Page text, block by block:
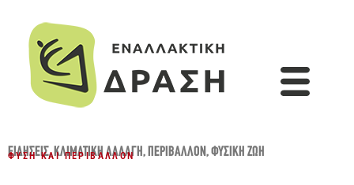
ΕΙΔΉΣΕΙΣ,ΚΛΙΜΑΤΙΚΉ ΑΛΛΑΓΉ,ΠΕΡΙΒΆΛΛΟΝ,ΦΥΣΙΚΉ ΖΩΉ
ΦΎΣΗ ΚΑΙ ΠΕΡΙΒΆΛΛΟΝ